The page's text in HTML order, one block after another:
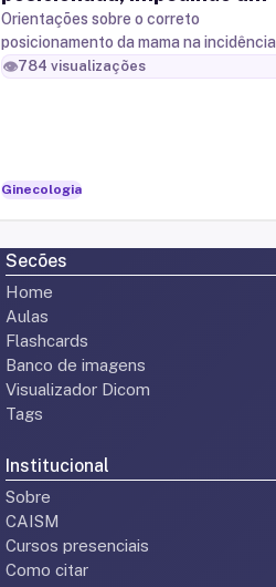
identificalçao de um nódulo
palpável.
Orientações sobre o correto
posicionamento da mama na incidência
craniocaudal.
👁️784 visualizações
Ginecologia
Secões
Home
Aulas
Flashcards
Banco de imagens
Visualizador Dicom
Tags
Institucional
Sobre
CAISM
Cursos presenciais
Como citar